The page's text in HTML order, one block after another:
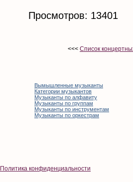
Просмотров: 13401
<<< Список
Вымышленные музыканты
Категории музыкантов
Музыканты по алфавиту
Музыканты по группам
Музыканты по инструментам
Музыканты по оркестрам
Политика конфиденциальности